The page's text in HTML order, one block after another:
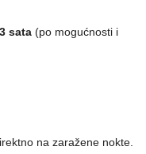
3 sata (po mogućnosti i
na zaražene nokte.